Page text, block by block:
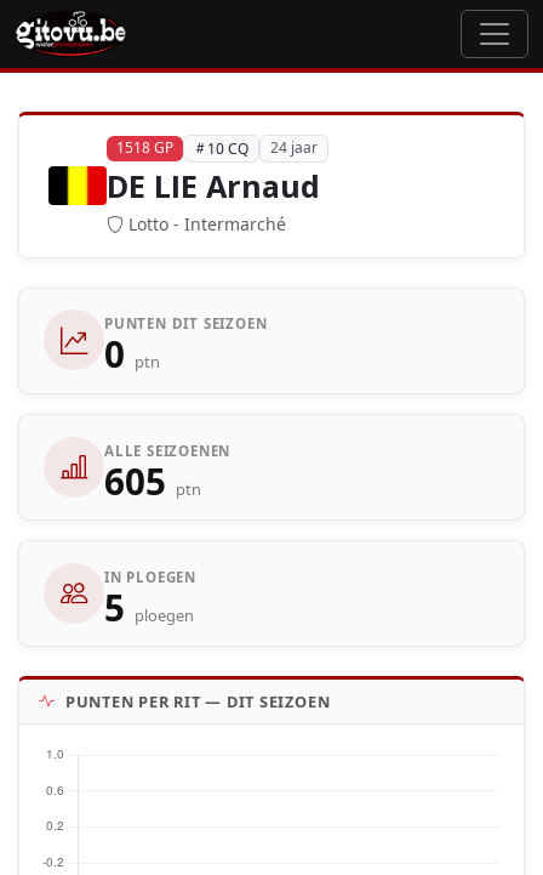
1518 GP 10 CQ 24 jaar
DE LIE Arnaud
Lotto - Intermarché
PUNTEN DIT SEIZOEN
0 ptn
ALLE SEIZOENEN
605 ptn
IN PLOEGEN
5 ploegen
PUNTEN PER RIT — DIT SEIZOEN